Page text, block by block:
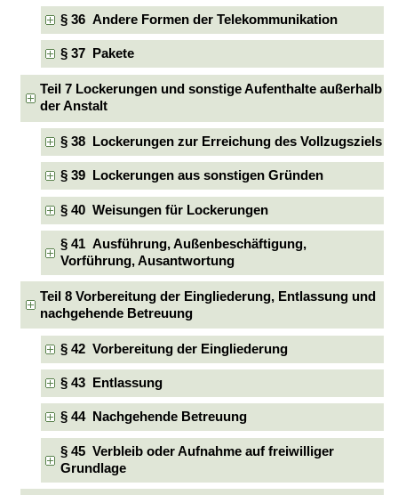
§ 36 Andere Formen der Telekommunikation
§ 37 Pakete
Teil 7 Lockerungen und sonstige Aufenthalte außerhalb
der Anstalt
§ 38 Lockerungen zur Erreichung des Vollzugsziels
§ 39 Lockerungen aus sonstigen Gründen
§ 40 Weisungen für Lockerungen
§ 41 Ausführung, Außenbeschäftigung,
Vorführung, Ausantwortung
Teil 8 Vorbereitung der Eingliederung, Entlassung und
nachgehende Betreuung
§ 42 Vorbereitung der Eingliederung
§ 43 Entlassung
§ 44 Nachgehende Betreuung
§ 45 Verbleib oder Aufnahme auf freiwilliger
Grundlage